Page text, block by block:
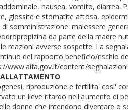
nausea, vomito, diarrea.
glossite e stomatite aftosa,
di somministrazione: malessere
da parte della madre
reazioni avverse sospette. La
del rapporto beneficio/rischio
www.aifa.gov.it/content/
riproduzione e fertilita' cosi'
un lieve ritardo nell'aumento di
donne che intendono diventare o